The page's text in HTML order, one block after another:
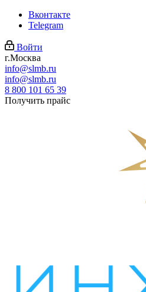
Вконтакте
Telegram
Войти
г.Москва
info@slmb.ru
info@slmb.ru
8 800 101 65 39
Получить прайс